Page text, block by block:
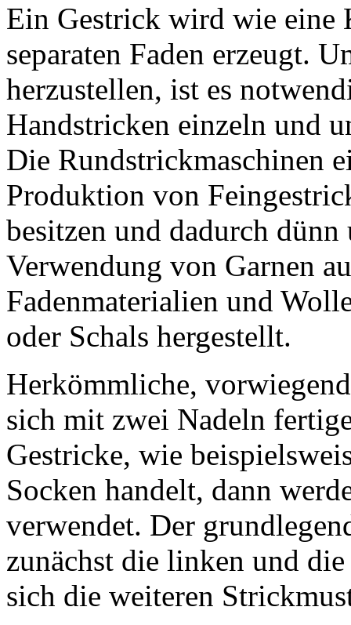
Ein Gestrick wird wie eine
separaten Faden erzeugt.
herzustellen, ist es
Handstricken einzeln und
Die Rundstrickmaschinen
Produktion von
besitzen und dadurch
Verwendung von Garnen
Fadenmaterialien und
oder Schals hergestellt.
Herkömmliche,
sich mit zwei Nadeln
Gestricke, wie
Socken handelt, dann
verwendet. Der
zunächst die linken und
sich die weiteren